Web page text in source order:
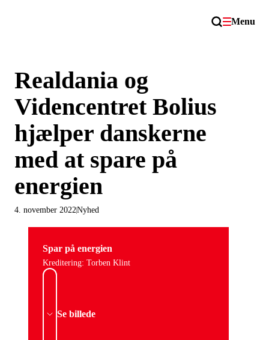
Menu
Realdania og
Videncentret Bolius
hjælper danskerne
med at spare på
energien
Nyhed
4. november 2022
Spar på energien
Kreditering: Torben Klint
Se billede